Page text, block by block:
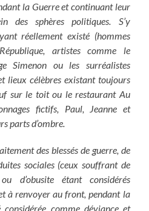
la Guerre et continuant leur
des sphères politiques. S’y
réellement existé (hommes
artistes comme le
Simenon ou les surréalistes
célèbres existant toujours
sur le toit ou le restaurant Au
fictifs, Paul, Jeanne et
parts d’ombre.
des blessés de guerre, de
sociales (ceux souffrant de
d’obusite étant considérés
à renvoyer au front, pendant la
considérée comme déviance et